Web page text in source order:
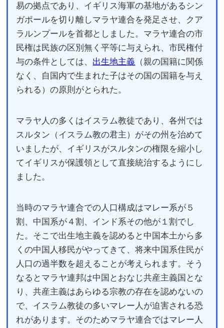
易の拠点であり、イギリス海軍の基地があるシン
ガポールを切り離しマラヤ連合を発足させ、クア
ラルンプールを首都としました。マラヤ連合の市
民権は民族の区別無く平等に与えられ、市民権付
与の条件としては、 出生地主義 （親の国籍に関係
なく、自国内で生まれた子はその国の国籍を与え
られる）の原則がとられた。
マラヤ人の多くはイスラム教徒であり、各州では
スルタン（イスラム教の君主）がその州を治めて
いましたが、イギリスがスルタンの権限を縮小し
てイギリスが保護領として直接統治するようにし
ました。
当時のマラヤ連合での人口構成はマレー系が５
割、中国系が４割、インド系その他が１割でし
た。そこで出生地主義を認めると中国本土から多
くの中国人移民がやってきて、将来中国系住民が
人口の過半数を超えることが考えられます。そう
なるとマラヤ連邦は中国とおなじ共産主義国とな
り、共産主義はあらゆる宗教の存在を認めないの
で、イスラム教徒の多いマレー人が迫害される恐
れがあります。そのためマラヤ連合ではマレー人